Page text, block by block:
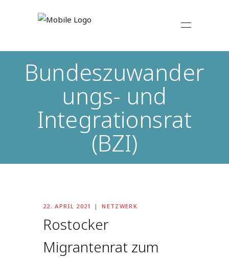
Bundeszuwander
ungs- und
Integrationsrat
(BZI)
22. APRIL 2021 NETZWERK
Rostocker
Migrantenrat zum